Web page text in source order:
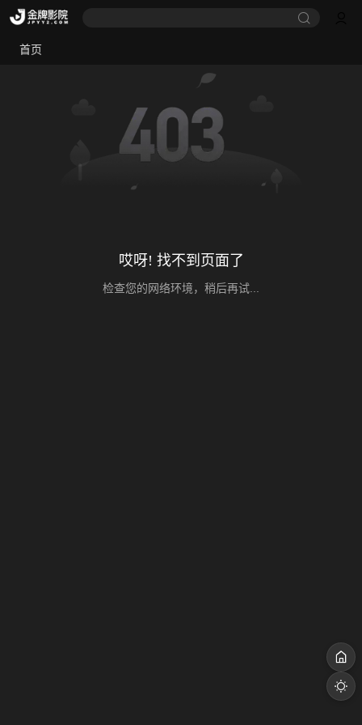
首页
哎呀! 找不到页面了
检查您的网络环境，稍后再试...